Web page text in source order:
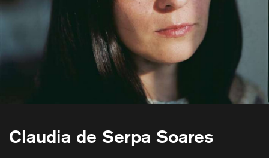
Claudia de Serpa Soares